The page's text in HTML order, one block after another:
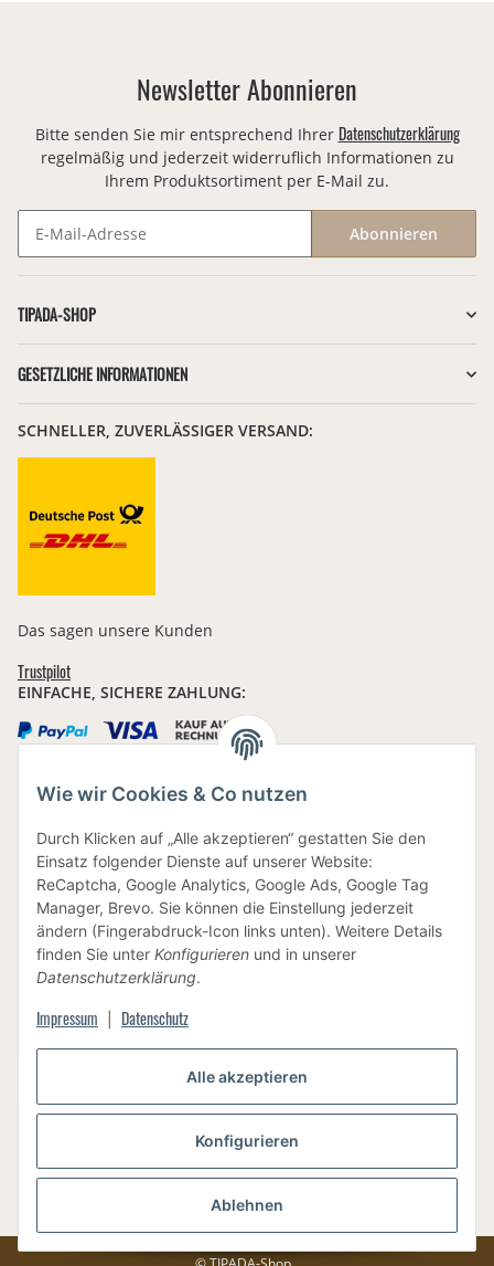
Alle akzeptieren
Konfigurieren
Ablehnen
Wie wir Cookies & Co nutzen
Durch Klicken auf „Alle akzeptieren“ gestatten Sie den
Einsatz folgender Dienste auf unserer Website:
ReCaptcha, Google Analytics, Google Ads, Google Tag
Manager, Brevo. Sie können die Einstellung jederzeit
ändern (Fingerabdruck-Icon links unten). Weitere Details
finden Sie unter Konfigurieren und in unserer
Datenschutzerklärung.
Impressum Datenschutz
Newsletter Abonnieren
Bitte senden Sie mir entsprechend Ihrer Datenschutzerklärung
regelmäßig und jederzeit widerruflich Informationen zu
Ihrem Produktsortiment per E-Mail zu.
Abonnieren
TIPADA-SHOP
GESETZLICHE INFORMATIONEN
SCHNELLER, ZUVERLÄSSIGER VERSAND:
Das sagen unsere Kunden
Trustpilot
EINFACHE, SICHERE ZAHLUNG:
BEWUSSTE VERPACKUNG
Vertrag widerrufen
* Alle Preise inkl. gesetzlicher USt., zzgl.Versand